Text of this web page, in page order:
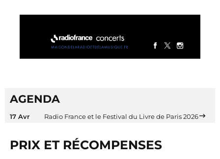
AGENDA
17 Avr Radio France et le Festival du Livre de Paris 2026
PRIX ET RÉCOMPENSES